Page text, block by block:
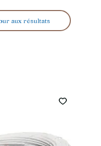
aux résultats